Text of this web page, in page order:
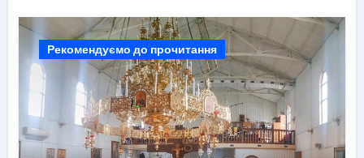
Рекомендуємо до прочитання